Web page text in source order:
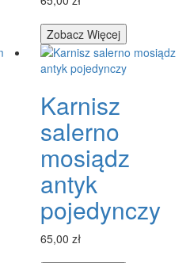
Zobacz Więcej
Karnisz
salerno
mosiądz
antyk
pojedynczy
65,00 zł